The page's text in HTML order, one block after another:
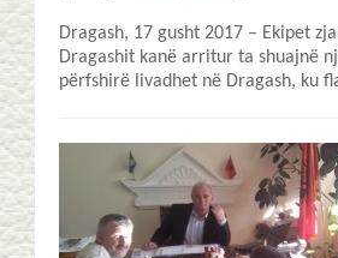
Dragash, 17 gusht 2017 – Ekipet
Dragashit kanë arritur ta shuajnë
përfshirë livadhet në Dragash, ku